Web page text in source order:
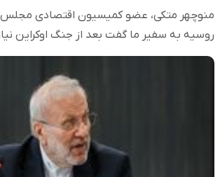
منوچهر متکی، عضو کمیسیون اقتصادی
روسیه به سفیر ما گفت بعد از جنگ اوکراین